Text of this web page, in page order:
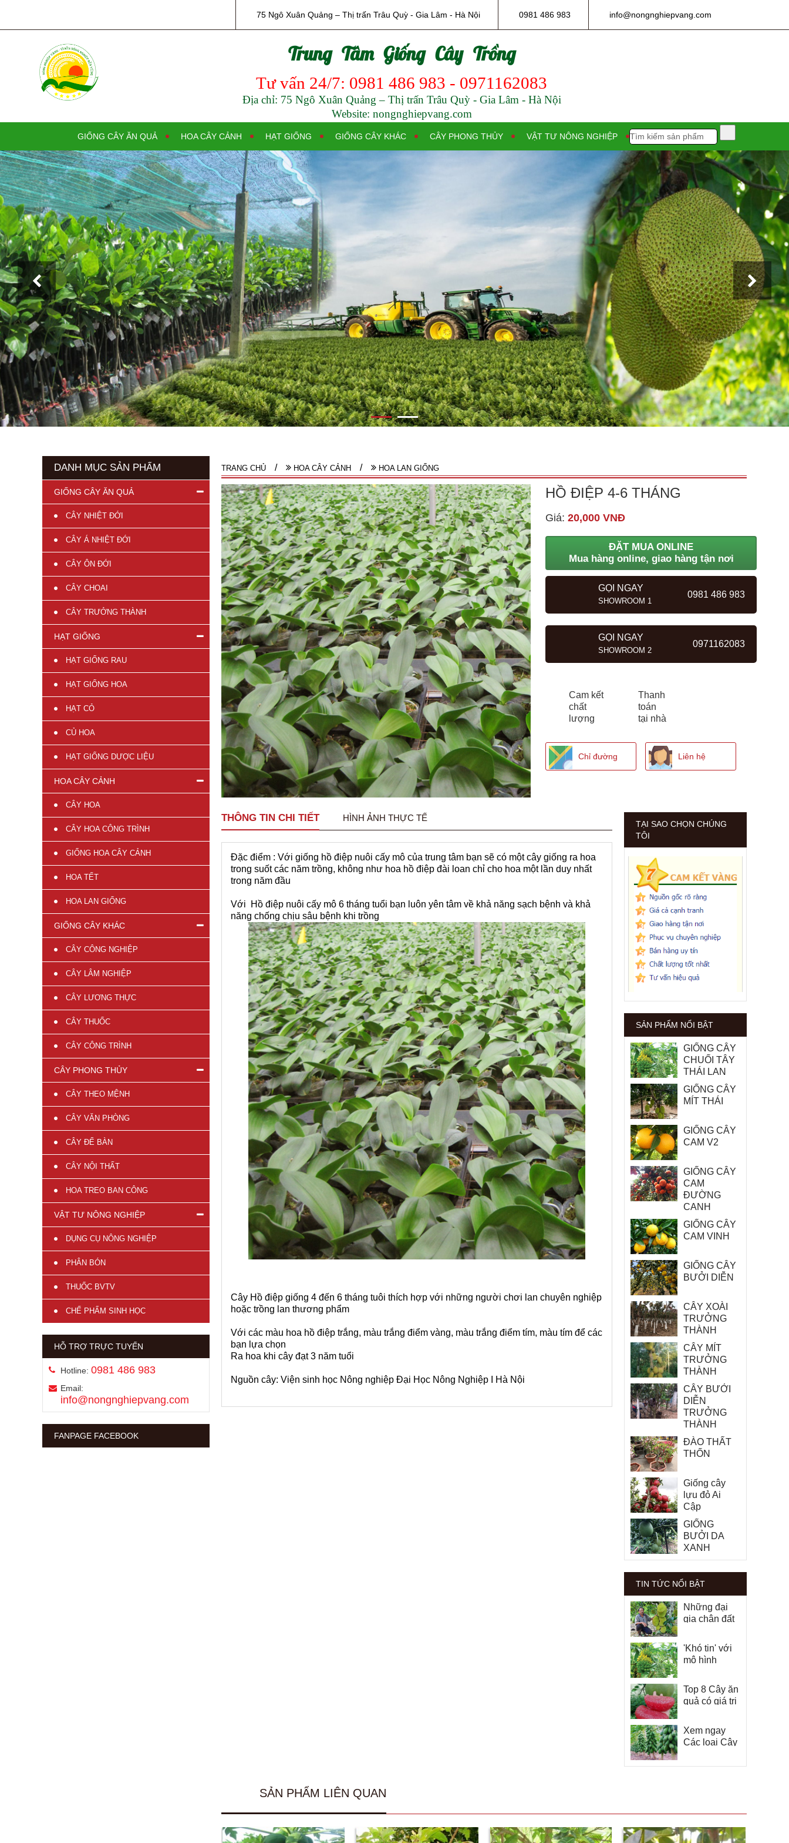
75 Ngô Xuân Quảng – Thị trấn Trâu Quỳ - Gia Lâm - Hà Nội 0981 486 983 info@nongnghiepvang.com
Trung Tâm Giống Cây Trồng
Tư vấn 24/7: 0981 486 983 - 0971162083
Địa chỉ: 75 Ngô Xuân Quảng – Thị trấn Trâu Quỳ - Gia Lâm - Hà Nội
Website: nongnghiepvang.com
GIỐNG CÂY ĂN QUẢ HOA CÂY CẢNH HẠT GIỐNG GIỐNG CÂY KHÁC CÂY PHONG THỦY VẬT TƯ NÔNG NGHIỆP
DANH MỤC SẢN PHẨM
GIỐNG CÂY ĂN QUẢ
CÂY NHIỆT ĐỚI
CÂY Á NHIỆT ĐỚI
CÂY ÔN ĐỚI
CÂY CHOAI
CÂY TRƯỞNG THÀNH
HẠT GIỐNG
HẠT GIỐNG RAU
HẠT GIỐNG HOA
HẠT CỎ
CỦ HOA
HẠT GIỐNG DƯỢC LIỆU
HOA CÂY CẢNH
CÂY HOA
CÂY HOA CÔNG TRÌNH
GIỐNG HOA CÂY CẢNH
HOA TẾT
HOA LAN GIỐNG
GIỐNG CÂY KHÁC
CÂY CÔNG NGHIỆP
CÂY LÂM NGHIỆP
CÂY LƯƠNG THỰC
CÂY THUỐC
CÂY CÔNG TRÌNH
CÂY PHONG THỦY
CÂY THEO MỆNH
CÂY VĂN PHÒNG
CÂY ĐỂ BÀN
CÂY NỘI THẤT
HOA TREO BAN CÔNG
VẬT TƯ NÔNG NGHIỆP
DỤNG CỤ NÔNG NGHIỆP
PHÂN BÓN
THUỐC BVTV
CHẾ PHẨM SINH HỌC
HỖ TRỢ TRỰC TUYẾN
Hotline: 0981 486 983
Email:
info@nongnghiepvang.com
FANPAGE FACEBOOK
TRANG CHỦ HOA CÂY CẢNH HOA LAN GIỐNG
HỒ ĐIỆP 4-6 THÁNG
Giá: 20,000 VNĐ
ĐẶT MUA ONLINE
Mua hàng online, giao hàng tận nơi
GỌI NGAY
SHOWROOM 1
0981 486 983
GỌI NGAY
SHOWROOM 2
0971162083
Cam kết
chất
lượng
Thanh
toán
tại nhà
Chỉ đường Liên hệ
THÔNG TIN CHI TIẾT HÌNH ẢNH THỰC TẾ
Đặc điểm : Với giống hồ điệp nuôi cấy mô của trung tâm bạn sẽ có một cây giống ra hoa
trong suốt các năm trồng, không như hoa hồ điệp đài loan chỉ cho hoa một lần duy nhất
trong năm đầu
Với Hồ điệp nuôi cấy mô 6 tháng tuổi bạn luôn yên tâm về khả năng sạch bệnh và khả
năng chống chịu sâu bệnh khi trồng
Cây Hồ điệp giống 4 đến 6 tháng tuôi thích hợp với những người chơi lan chuyên nghiệp
hoặc trồng lan thương phẩm
Với các màu hoa hồ điệp trắng, màu trắng điểm vàng, màu trắng điểm tím, màu tím để các
bạn lựa chọn
Ra hoa khi cây đạt 3 năm tuổi
Nguồn cây: Viện sinh học Nông nghiệp Đại Học Nông Nghiệp I Hà Nội
TẠI SAO CHỌN CHÚNG
TÔI
SẢN PHẨM NỔI BẬT
GIỐNG CÂY
CHUỐI TÂY
THÁI LAN
GIỐNG CÂY
MÍT THÁI
GIỐNG CÂY
CAM V2
GIỐNG CÂY
CAM
ĐƯỜNG
CANH
GIỐNG CÂY
CAM VINH
GIỐNG CÂY
BƯỞI DIỄN
CÂY XOÀI
TRƯỞNG
THÀNH
CÂY MÍT
TRƯỞNG
THÀNH
CÂY BƯỞI
DIỄN
TRƯỞNG
THÀNH
ĐÀO THẤT
THỐN
Giống cây
lựu đỏ Ai
Cập
GIỐNG
BƯỞI DA
XANH
TIN TỨC NỔI BẬT
Những đại
gia chân đất
Bình Phước
'Khó tin' với
mô hình
gốc chuối,
thu tiền
tỷ/năm
Top 8 Cây ăn
quả có giá trị
bà con nên
xem ngay
Xem ngay
Các loại Cây
trồng nhất và
SẢN PHẨM LIÊN QUAN